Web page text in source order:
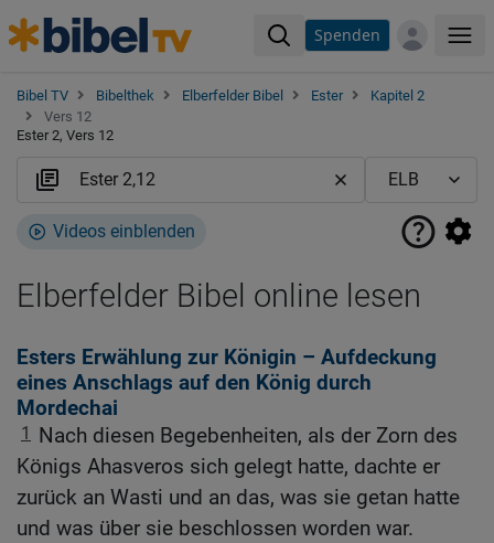
Spenden
Bibel TV Bibelthek Elberfelder Bibel Ester
Kapitel 2
Vers 12
Ester 2, Vers 12
Videos einblenden
Elberfelder Bibel online lesen
Esters Erwählung zur Königin – Aufdeckung
eines Anschlags auf den König durch
Mordechai
1
Nach diesen Begebenheiten, als der Zorn des
Königs Ahasveros sich gelegt hatte, dachte er
zurück an Wasti und an das, was sie getan hatte
und was über sie beschlossen worden war.